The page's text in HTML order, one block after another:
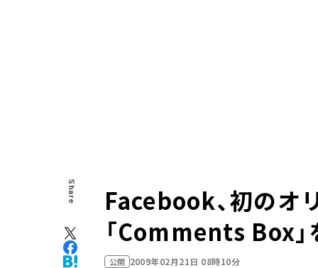
Share
Facebook、初のオ
「Comments Box
公開 2009年02月21日 08時10分